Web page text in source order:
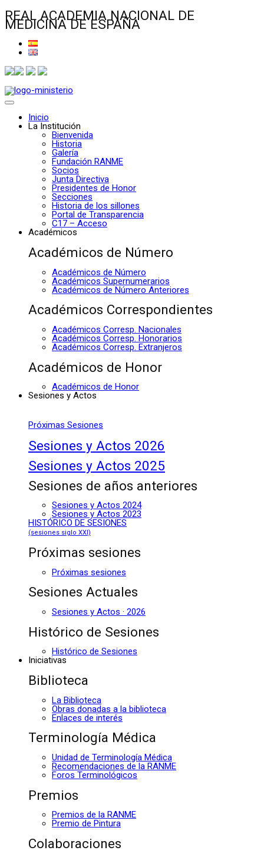
REAL ACADEMIA NACIONAL DE
MEDICINA DE ESPAÑA
Inicio
La Institución
Bienvenida
Historia
Galería
Fundación RANME
Socios
Junta Directiva
Presidentes de Honor
Secciones
Historia de los sillones
Portal de Transparencia
C17 – Acceso
Académicos
Académicos de Número
Académicos de Número
Académicos Supernumerarios
Académicos de Número Anteriores
Académicos Correspondientes
Académicos Corresp. Nacionales
Académicos Corresp. Honorarios
Académicos Corresp. Extranjeros
Académicos de Honor
Académicos de Honor
Sesiones y Actos
Próximas Sesiones
Sesiones y Actos 2026
Sesiones y Actos 2025
Sesiones de años anteriores
Sesiones y Actos 2024
Sesiones y Actos 2023
HISTÓRICO DE SESIONES
(sesiones siglo XXI)
Próximas sesiones
Próximas sesiones
Sesiones Actuales
Sesiones y Actos · 2026
Histórico de Sesiones
Histórico de Sesiones
Iniciativas
Biblioteca
La Biblioteca
Obras donadas a la biblioteca
Enlaces de interés
Terminología Médica
Unidad de Terminología Médica
Recomendaciones de la RANME
Foros Terminológicos
Premios
Premios de la RANME
Premio de Pintura
Colaboraciones